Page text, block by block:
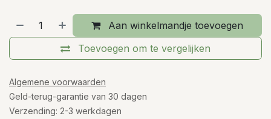
Aan winkelmandje toevoegen
Toevoegen om te vergelijken
Algemene voorwaarden
Geld-terug-garantie van 30 dagen
Verzending: 2-3 werkdagen